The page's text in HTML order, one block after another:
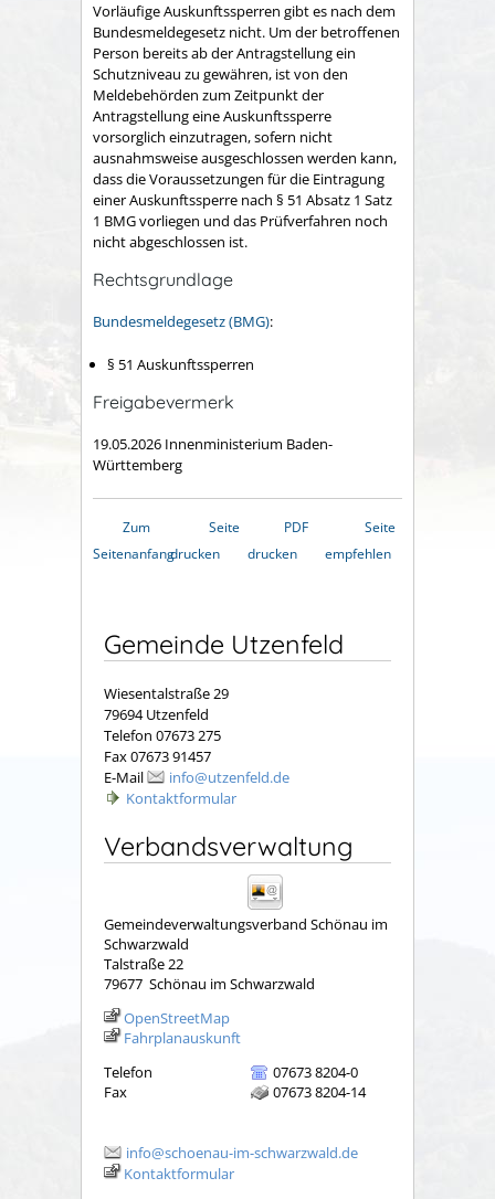
Vorläufige Auskunftssperren gibt es nach dem
Bundesmeldegesetz nicht. Um der betroffenen
Person bereits ab der Antragstellung ein
Schutzniveau zu gewähren, ist von den
Meldebehörden zum Zeitpunkt der
Antragstellung eine Auskunftssperre
vorsorglich einzutragen, sofern nicht
ausnahmsweise ausgeschlossen werden kann,
dass die Voraussetzungen für die Eintragung
einer Auskunftssperre nach § 51 Absatz 1 Satz
1 BMG vorliegen und das Prüfverfahren noch
nicht abgeschlossen ist.
Rechtsgrundlage
Bundesmeldegesetz (BMG):
§ 51 Auskunftssperren
Freigabevermerk
19.05.2026 Innenministerium Baden-
Württemberg
Zum
Seitenanfang
Seite
drucken
PDF
drucken
Seite
empfehlen
Gemeinde Utzenfeld
Wiesentalstraße 29
79694 Utzenfeld
Telefon 07673 275
Fax 07673 91457
E-Mail
info@utzenfeld.de
Kontaktformular
Verbandsverwaltung
Gemeindeverwaltungsverband Schönau im
Schwarzwald
Talstraße 22
79677 Schönau im Schwarzwald
OpenStreetMap
Fahrplanauskunft
Telefon
07673 8204-0
Fax
07673 8204-14
info@schoenau-im-schwarzwald.de
Kontaktformular